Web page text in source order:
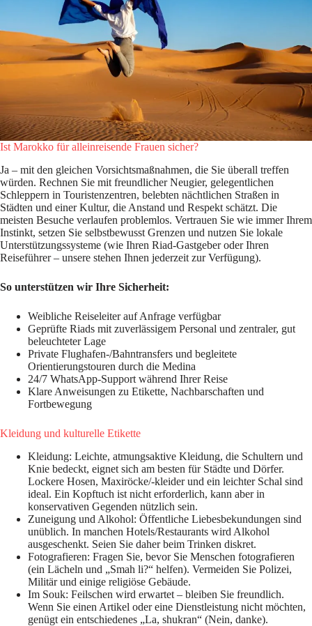
Ist Marokko für alleinreisende Frauen sicher?
Ja – mit den gleichen Vorsichtsmaßnahmen, die Sie überall treffen
würden. Rechnen Sie mit freundlicher Neugier, gelegentlichen
Schleppern in Touristenzentren, belebten nächtlichen Straßen in
Städten und einer Kultur, die Anstand und Respekt schätzt. Die
meisten Besuche verlaufen problemlos. Vertrauen Sie wie immer Ihrem
Instinkt, setzen Sie selbstbewusst Grenzen und nutzen Sie lokale
Unterstützungssysteme (wie Ihren Riad-Gastgeber oder Ihren
Reiseführer – unsere stehen Ihnen jederzeit zur Verfügung).
So unterstützen wir Ihre Sicherheit:
Weibliche Reiseleiter auf Anfrage verfügbar
Geprüfte Riads mit zuverlässigem Personal und zentraler, gut
beleuchteter Lage
Private Flughafen-/Bahntransfers und begleitete
Orientierungstouren durch die Medina
24/7 WhatsApp-Support während Ihrer Reise
Klare Anweisungen zu Etikette, Nachbarschaften und
Fortbewegung
Kleidung und kulturelle Etikette
Kleidung: Leichte, atmungsaktive Kleidung, die Schultern und
Knie bedeckt, eignet sich am besten für Städte und Dörfer.
Lockere Hosen, Maxiröcke/-kleider und ein leichter Schal sind
ideal. Ein Kopftuch ist nicht erforderlich, kann aber in
konservativen Gegenden nützlich sein.
Zuneigung und Alkohol: Öffentliche Liebesbekundungen sind
unüblich. In manchen Hotels/Restaurants wird Alkohol
ausgeschenkt. Seien Sie daher beim Trinken diskret.
Fotografieren: Fragen Sie, bevor Sie Menschen fotografieren
(ein Lächeln und „Smah li?“ helfen). Vermeiden Sie Polizei,
Militär und einige religiöse Gebäude.
Im Souk: Feilschen wird erwartet – bleiben Sie freundlich.
Wenn Sie einen Artikel oder eine Dienstleistung nicht möchten,
genügt ein entschiedenes „La, shukran“ (Nein, danke).